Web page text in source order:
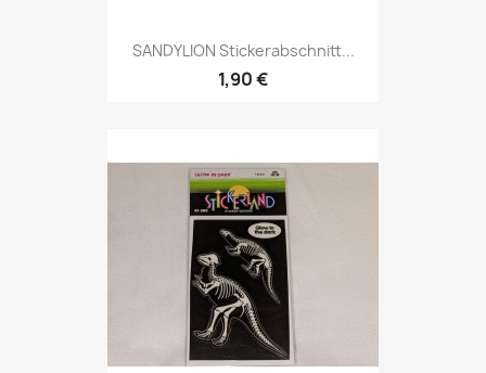
SANDYLION Stickerabschnitt...
1,90 €